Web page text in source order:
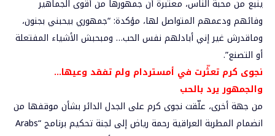
ينبع من محبة الناس، معتبرة أن جمهورها من أقوى الجماهير
وفائهم ودعمهم المتواصل لها، مؤكدة: “جمهوري بيحبني بجنون،
وماقدرش غير إني أبادلهم نفس الحب… ومبحبش الأشياء المفتعلة
أو التصنع”.
نجوى كرم تعثّرت في أمستردام ولم تفقد وعيها…
والجمهور يرد بالحب
من جهة أخرى، علّقت نجوى كرم على الجدل الدائر بشأن موقفها من
انضمام المطربة العراقية رحمة رياض إلى لجنة تحكيم برنامج “Arabs